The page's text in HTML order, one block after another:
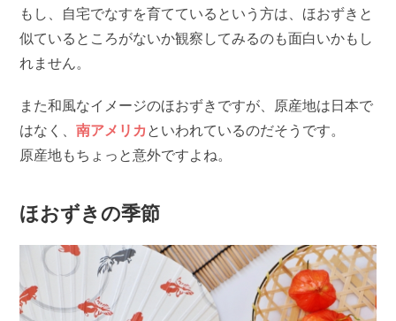
もし、自宅でなすを育てているという方は、ほおずきと
似ているところがないか観察してみるのも面白いかもし
れません。
また和風なイメージのほおずきですが、原産地は日本で
はなく、南アメリカ といわれているのだそうです。
原産地もちょっと意外ですよね。
ほおずきの季節